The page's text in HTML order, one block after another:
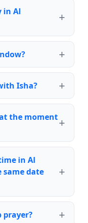
in Al
Isha?
the moment
in Al
same date
prayer?